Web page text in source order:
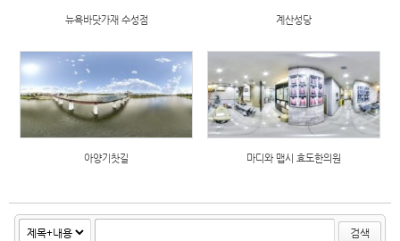
뉴욕바닷가재 수성점 계산성당
아양기찻길 마디와 맵시 효도한의원
검색